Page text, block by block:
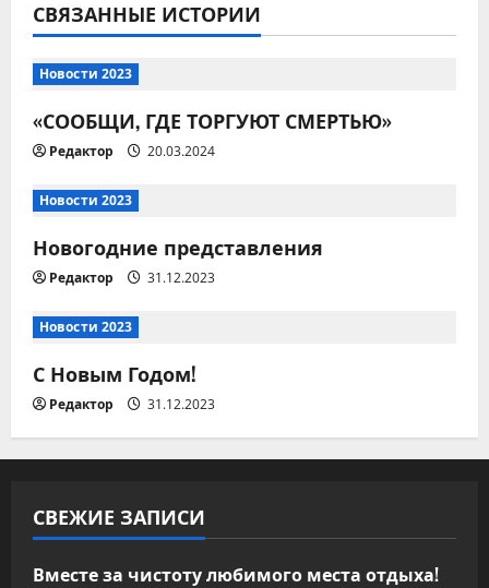
ц
и
я
п
о
з
а
п
и
с
я
м
СВЯЗАННЫЕ ИСТОРИИ
Новости 2023
«СООБЩИ, ГДЕ ТОРГУЮТ СМЕРТЬЮ»
Редактор 20.03.2024
Новости 2023
Новогодние представления
Редактор 31.12.2023
Новости 2023
С Новым Годом!
Редактор 31.12.2023
СВЕЖИЕ ЗАПИСИ
Вместе за чистоту любимого места отдыха!